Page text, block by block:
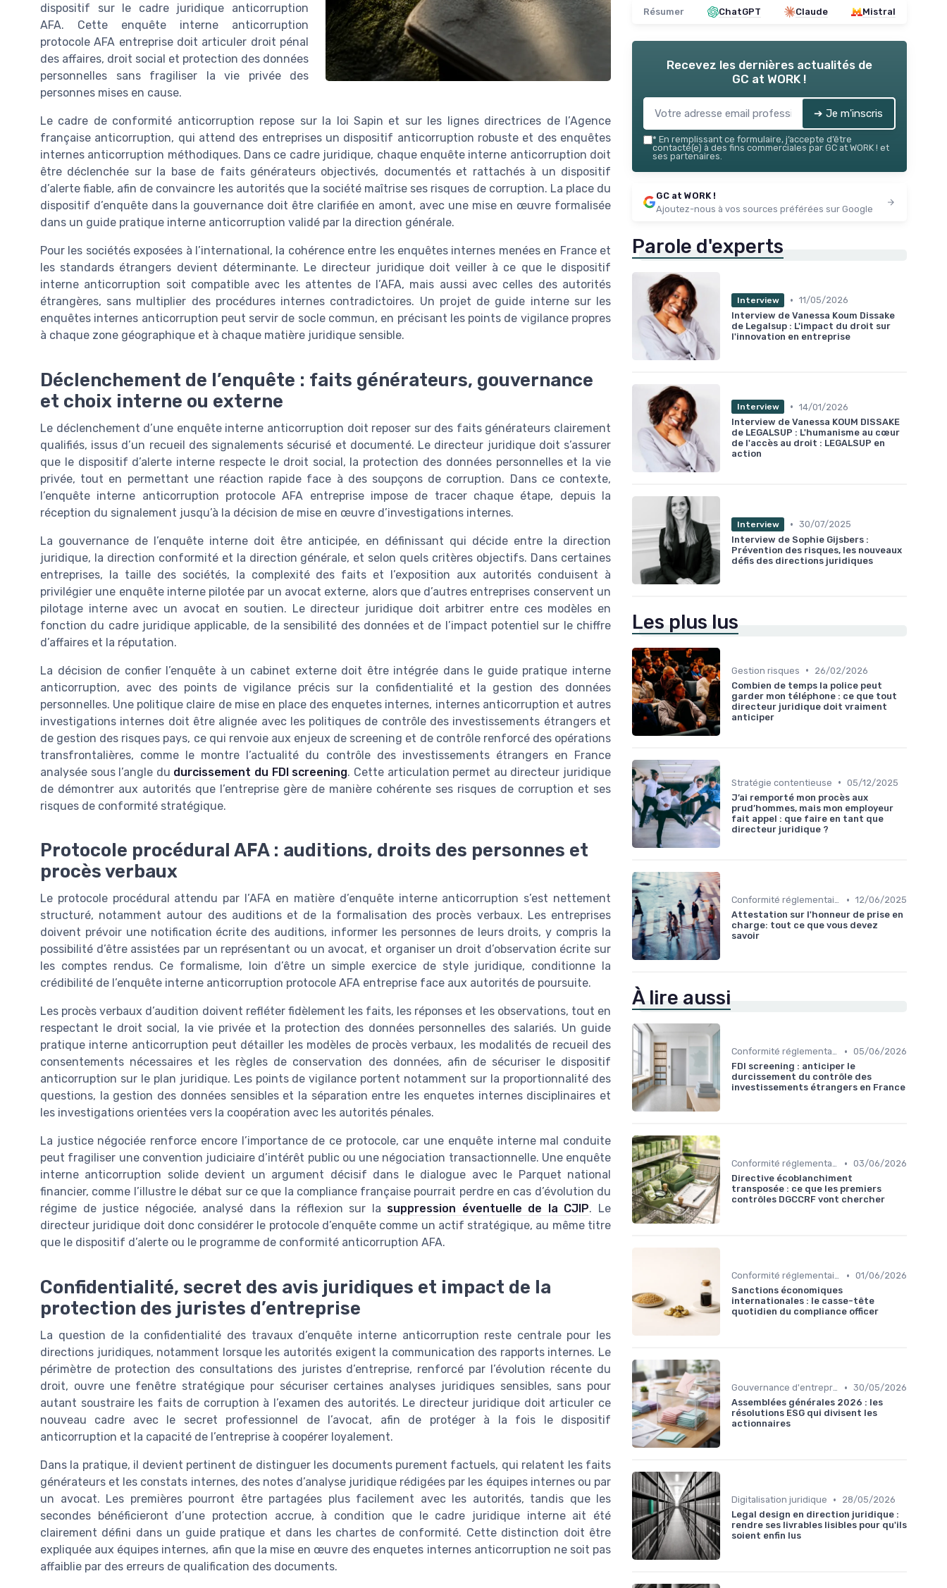
dispositif sur le cadre juridique anticorruption
AFA. Cette enquête interne anticorruption
protocole AFA entreprise doit articuler droit pénal
des affaires, droit social et protection des données
personnelles sans fragiliser la vie privée des
personnes mises en cause.
Le cadre de conformité anticorruption repose sur la loi Sapin et sur les lignes directrices de l’Agence
française anticorruption, qui attend des entreprises un dispositif anticorruption robuste et des enquêtes
internes anticorruption méthodiques. Dans ce cadre juridique, chaque enquête interne anticorruption doit
être déclenchée sur la base de faits générateurs objectivés, documentés et rattachés à un dispositif
d’alerte fiable, afin de convaincre les autorités que la société maîtrise ses risques de corruption. La place du
dispositif d’enquête dans la gouvernance doit être clarifiée en amont, avec une mise en œuvre formalisée
dans un guide pratique interne anticorruption validé par la direction générale.
Pour les sociétés exposées à l’international, la cohérence entre les enquêtes internes menées en France et
les standards étrangers devient déterminante. Le directeur juridique doit veiller à ce que le dispositif
interne anticorruption soit compatible avec les attentes de l’AFA, mais aussi avec celles des autorités
étrangères, sans multiplier des procédures internes contradictoires. Un projet de guide interne sur les
enquêtes internes anticorruption peut servir de socle commun, en précisant les points de vigilance propres
à chaque zone géographique et à chaque matière juridique sensible.
Déclenchement de l’enquête : faits générateurs, gouvernance
et choix interne ou externe
Le déclenchement d’une enquête interne anticorruption doit reposer sur des faits générateurs clairement
qualifiés, issus d’un recueil des signalements sécurisé et documenté. Le directeur juridique doit s’assurer
que le dispositif d’alerte interne respecte le droit social, la protection des données personnelles et la vie
privée, tout en permettant une réaction rapide face à des soupçons de corruption. Dans ce contexte,
l’enquête interne anticorruption protocole AFA entreprise impose de tracer chaque étape, depuis la
réception du signalement jusqu’à la décision de mise en œuvre d’investigations internes.
La gouvernance de l’enquête interne doit être anticipée, en définissant qui décide entre la direction
juridique, la direction conformité et la direction générale, et selon quels critères objectifs. Dans certaines
entreprises, la taille des sociétés, la complexité des faits et l’exposition aux autorités conduisent à
privilégier une enquête interne pilotée par un avocat externe, alors que d’autres entreprises conservent un
pilotage interne avec un avocat en soutien. Le directeur juridique doit arbitrer entre ces modèles en
fonction du cadre juridique applicable, de la sensibilité des données et de l’impact potentiel sur le chiffre
d’affaires et la réputation.
La décision de confier l’enquête à un cabinet externe doit être intégrée dans le guide pratique interne
anticorruption, avec des points de vigilance précis sur la confidentialité et la gestion des données
personnelles. Une politique claire de mise en place des enquetes internes, internes anticorruption et autres
investigations internes doit être alignée avec les politiques de contrôle des investissements étrangers et
de gestion des risques pays, ce qui renvoie aux enjeux de screening et de contrôle renforcé des opérations
transfrontalières, comme le montre l’actualité du contrôle des investissements étrangers en France
analysée sous l’angle du durcissement du FDI screening. Cette articulation permet au directeur juridique
de démontrer aux autorités que l’entreprise gère de manière cohérente ses risques de corruption et ses
risques de conformité stratégique.
Protocole procédural AFA : auditions, droits des personnes et
procès verbaux
Le protocole procédural attendu par l’AFA en matière d’enquête interne anticorruption s’est nettement
structuré, notamment autour des auditions et de la formalisation des procès verbaux. Les entreprises
doivent prévoir une notification écrite des auditions, informer les personnes de leurs droits, y compris la
possibilité d’être assistées par un représentant ou un avocat, et organiser un droit d’observation écrite sur
les comptes rendus. Ce formalisme, loin d’être un simple exercice de style juridique, conditionne la
crédibilité de l’enquête interne anticorruption protocole AFA entreprise face aux autorités de poursuite.
Les procès verbaux d’audition doivent refléter fidèlement les faits, les réponses et les observations, tout en
respectant le droit social, la vie privée et la protection des données personnelles des salariés. Un guide
pratique interne anticorruption peut détailler les modèles de procès verbaux, les modalités de recueil des
consentements nécessaires et les règles de conservation des données, afin de sécuriser le dispositif
anticorruption sur le plan juridique. Les points de vigilance portent notamment sur la proportionnalité des
questions, la gestion des données sensibles et la séparation entre les enquetes internes disciplinaires et
les investigations orientées vers la coopération avec les autorités pénales.
La justice négociée renforce encore l’importance de ce protocole, car une enquête interne mal conduite
peut fragiliser une convention judiciaire d’intérêt public ou une négociation transactionnelle. Une enquête
interne anticorruption solide devient un argument décisif dans le dialogue avec le Parquet national
financier, comme l’illustre le débat sur ce que la compliance française pourrait perdre en cas d’évolution du
régime de justice négociée, analysé dans la réflexion sur la suppression éventuelle de la CJIP. Le
directeur juridique doit donc considérer le protocole d’enquête comme un actif stratégique, au même titre
que le dispositif d’alerte ou le programme de conformité anticorruption AFA.
Confidentialité, secret des avis juridiques et impact de la
protection des juristes d’entreprise
La question de la confidentialité des travaux d’enquête interne anticorruption reste centrale pour les
directions juridiques, notamment lorsque les autorités exigent la communication des rapports internes. Le
périmètre de protection des consultations des juristes d’entreprise, renforcé par l’évolution récente du
droit, ouvre une fenêtre stratégique pour sécuriser certaines analyses juridiques sensibles, sans pour
autant soustraire les faits de corruption à l’examen des autorités. Le directeur juridique doit articuler ce
nouveau cadre avec le secret professionnel de l’avocat, afin de protéger à la fois le dispositif
anticorruption et la capacité de l’entreprise à coopérer loyalement.
Dans la pratique, il devient pertinent de distinguer les documents purement factuels, qui relatent les faits
générateurs et les constats internes, des notes d’analyse juridique rédigées par les équipes internes ou par
un avocat. Les premières pourront être partagées plus facilement avec les autorités, tandis que les
secondes bénéficieront d’une protection accrue, à condition que le cadre juridique interne ait été
clairement défini dans un guide pratique et dans les chartes de conformité. Cette distinction doit être
expliquée aux équipes internes, afin que la mise en œuvre des enquetes internes anticorruption ne soit pas
affaiblie par des erreurs de qualification des documents.
Résumer ChatGPT Claude Mistral
Recevez les dernières actualités de
GC at WORK !
➔ Je m'inscris
* En remplissant ce formulaire, j’accepte d’être
contacté(e) à des fins commerciales par GC at WORK ! et
ses partenaires.
GC at WORK !
Ajoutez-nous à vos sources préférées sur Google
Parole d'experts
Interview • 11/05/2026
Interview de Vanessa Koum Dissake
de Legalsup : L'impact du droit sur
l'innovation en entreprise
Interview • 14/01/2026
Interview de Vanessa KOUM DISSAKE
de LEGALSUP : L'humanisme au cœur
de l'accès au droit : LEGALSUP en
action
Interview • 30/07/2025
Interview de Sophie Gijsbers :
Prévention des risques, les nouveaux
défis des directions juridiques
Les plus lus
Gestion risques •
26/02/2026
Combien de temps la police peut
garder mon téléphone : ce que tout
directeur juridique doit vraiment
anticiper
Stratégie contentieuse • 05/12/2025
J’ai remporté mon procès aux
prud’hommes, mais mon employeur
fait appel : que faire en tant que
directeur juridique ?
Conformité réglementaire • 12/06/2025
Attestation sur l'honneur de prise en
charge: tout ce que vous devez
savoir
À lire aussi
Conformité réglementaire • 05/06/2026
FDI screening : anticiper le
durcissement du contrôle des
investissements étrangers en France
Conformité réglementaire • 03/06/2026
Directive écoblanchiment
transposée : ce que les premiers
contrôles DGCCRF vont chercher
Conformité réglementaire • 01/06/2026
Sanctions économiques
internationales : le casse-tête
quotidien du compliance officer
Gouvernance d'entreprise • 30/05/2026
Assemblées générales 2026 : les
résolutions ESG qui divisent les
actionnaires
Digitalisation juridique •
28/05/2026
Legal design en direction juridique :
rendre ses livrables lisibles pour qu'ils
soient enfin lus